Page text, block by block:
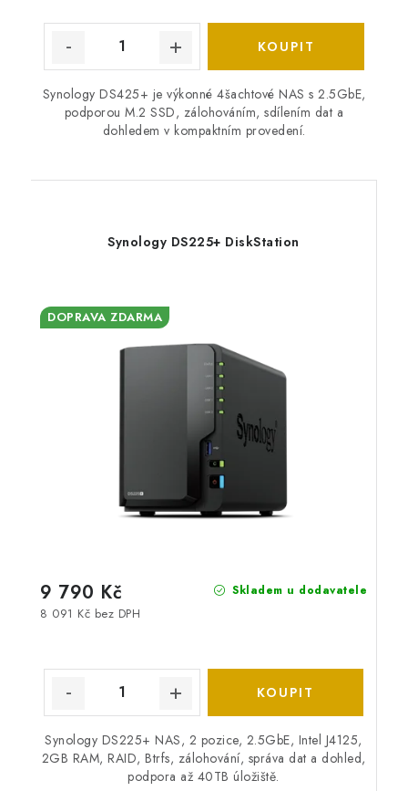
Synology DS425+ je výkonné 4šachtové NAS s 2.5GbE,
podporou M.2 SSD, zálohováním, sdílením dat a
dohledem v kompaktním provedení.
Synology DS225+ DiskStation
DOPRAVA ZDARMA
Skladem u dodavatele
8 091 Kč bez DPH
9 790 Kč
Synology DS225+ NAS, 2 pozice, 2.5GbE, Intel J4125,
2GB RAM, RAID, Btrfs, zálohování, správa dat a dohled,
podpora až 40TB úložiště.